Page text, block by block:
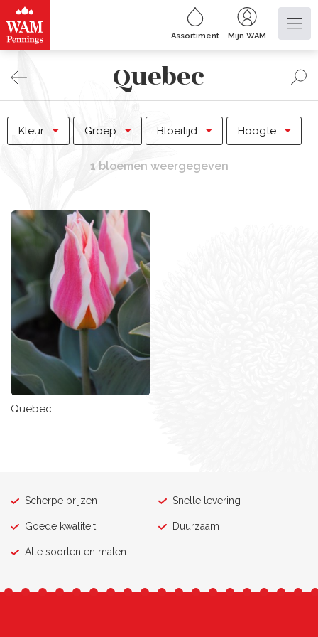
Assortiment Mijn WAM
Quebec
Kleur Groep Bloeitijd Hoogte
1 bloemen weergegeven
Quebec
Scherpe prijzen Snelle levering
Goede kwaliteit Duurzaam
Alle soorten en maten